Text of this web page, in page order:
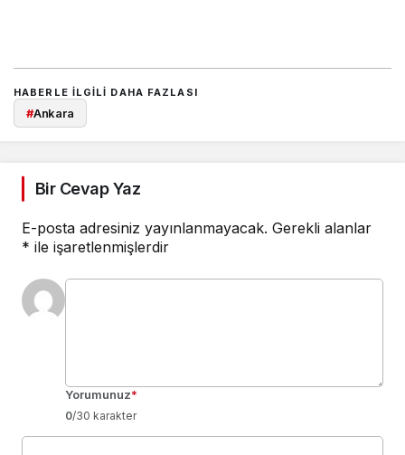
HABERLE ILGILI DAHA FAZLASI
#Ankara
Bir Cevap Yaz
E-posta adresiniz yayınlanmayacak. Gerekli alanlar
* ile işaretlenmişlerdir
Yorumunuz*
0/30 karakter